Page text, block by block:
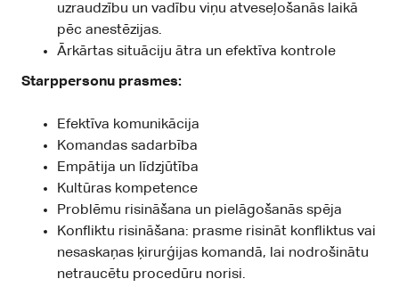
uzraudzību un vadību viņu atveseļošanās laikā
pēc anestēzijas.
Ārkārtas situāciju ātra un efektīva kontrole
Starppersonu prasmes:
Efektīva komunikācija
Komandas sadarbība
Empātija un līdzjūtība
Kultūras kompetence
Problēmu risināšana un pielāgošanās spēja
Konfliktu risināšana: prasme risināt konfliktus vai
nesaskaņas ķirurģijas komandā, lai nodrošinātu
netraucētu procedūru norisi.